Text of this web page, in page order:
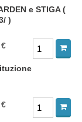
e STIGA (
)